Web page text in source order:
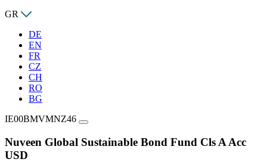
GR
DE
EN
FR
CZ
CH
RO
BG
IE00BMVMNZ46
Nuveen Global Sustainable Bond Fund Cls A Acc
USD